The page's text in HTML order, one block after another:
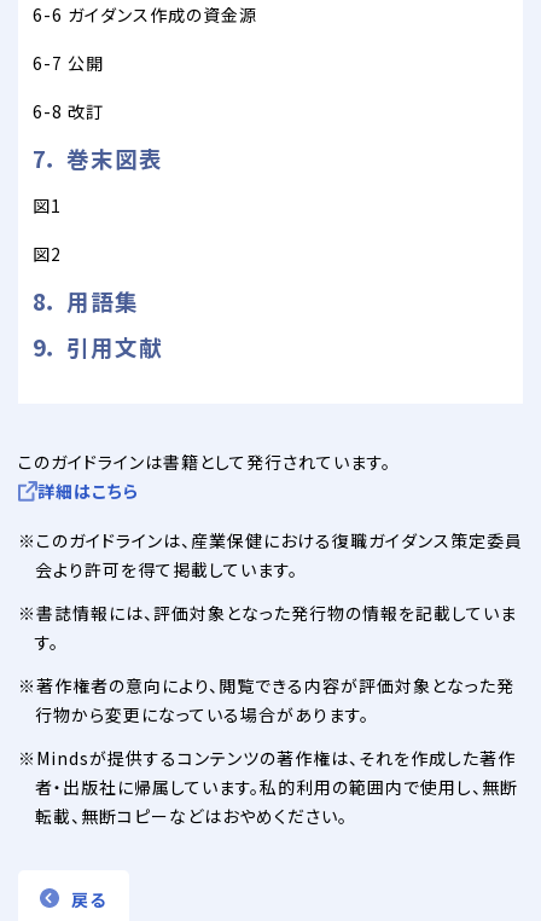
6-6 ガイダンス作成の資金源
6-7 公開
6-8 改訂
7． 巻末図表
図1
図2
8． 用語集
9． 引用文献
このガイドラインは書籍として発行されています。
詳細はこちら
このガイドラインは、産業保健における復職ガイダンス策定委員
会より許可を得て掲載しています。
書誌情報には、評価対象となった発行物の情報を記載していま
す。
著作権者の意向により、閲覧できる内容が評価対象となった発
行物から変更になっている場合があります。
Mindsが提供するコンテンツの著作権は、それを作成した著作
者・出版社に帰属しています。私的利用の範囲内で使用し、無断
転載、無断コピーなどはおやめください。
戻る